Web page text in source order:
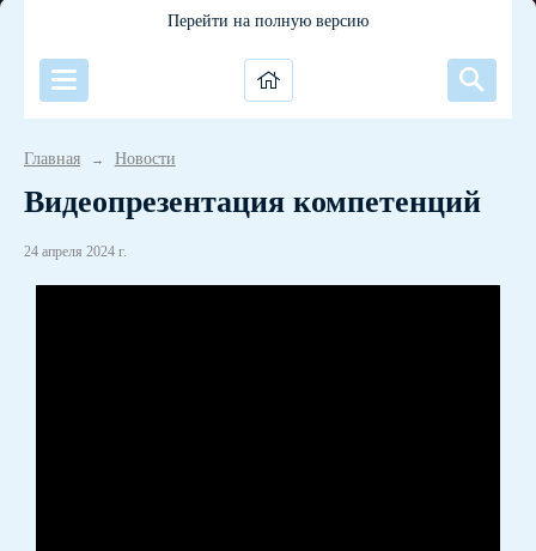
Перейти на полную версию
Главная → Новости
Видеопрезентация компетенций
24 апреля 2024 г.